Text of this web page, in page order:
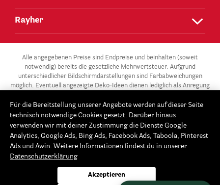
Rayher
Alle angegebenen Preise sind Endpreise und beinhalten (soweit
notwendig) bereits die gesetzliche Mehrwertsteuer. Aufgrund
unterschiedlicher Bildschirmdarstellungen sind Farbabweichungen
möglich. Eventuell angezeigte Deko-Ideen dienen lediglich als Anregung
** Die 3 für 2-Aktion gilt für alle Artikel der Kategorie „Gießen –
Modellieren / Gießformen“ in unserem Onlineshop unter
www.Rayher.com. Ab 3 Gießformen im Warenkorb erhältst du die
günstigste Gießform gratis. Dieses Angebot potenziert sich im 3er-
gratis, ab 9 Gießformen erhältst du die 3 günstigsten gratis usw. Der
Rabatt wird automatisch beim Bestellvorgang im Warenkorb
abgezogen. Keine Barauszahlung möglich. Fällt die Anzahl der
Für die Bereitstellung unserer Angebote werden auf dieser Seite
technisch notwendige Cookies gesetzt. Darüber hinaus
verwenden wir mit deiner Zustimmung die Dienste Google
Analytics, Google Ads, Bing Ads, Facebook Ads, Taboola, Pinterest
Ads und Awin. Weitere Informationen findest du in unserer
Datenschutzerklärung
Akzeptieren